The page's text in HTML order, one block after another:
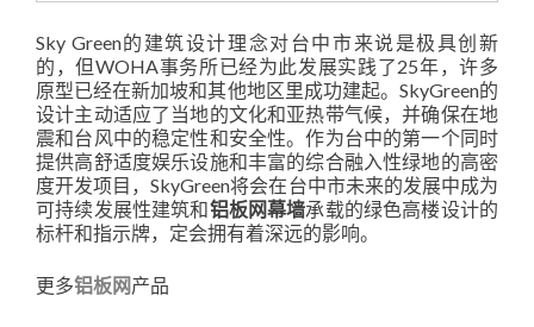
Sky Green的建筑设计理念对台中市来说是极具创新
的，但WOHA事务所已经为此发展实践了25年，许多
原型已经在新加坡和其他地区里成功建起。SkyGreen的
设计主动适应了当地的文化和亚热带气候，并确保在地
震和台风中的稳定性和安全性。作为台中的第一个同时
提供高舒适度娱乐设施和丰富的综合融入性绿地的高密
度开发项目，SkyGreen将会在台中市未来的发展中成为
可持续发展性建筑和铝板网幕墙承载的绿色高楼设计的
标杆和指示牌，定会拥有着深远的影响。
更多铝板网产品